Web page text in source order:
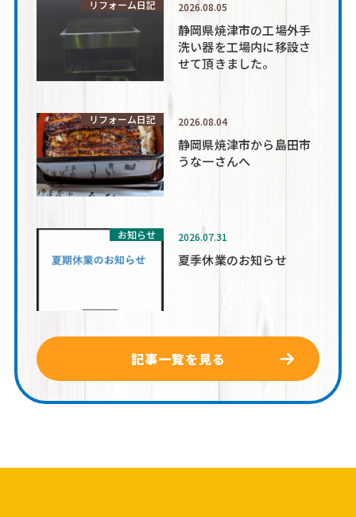
リフォーム日記 2026.08.05
静岡県焼津市の工場外手
洗い器を工場内に移設さ
せて頂きました。
リフォーム日記 2026.08.04
静岡県焼津市から島田市
うな一さんへ
お知らせ 2026.07.31
夏季休業のお知らせ
記事一覧を見る